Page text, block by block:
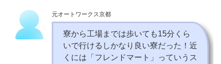
元オートワークス京都
寮から工場までは歩いても15分くら
いで行けるしかなり良い寮だった！近
くには「フレンドマート」っていうス